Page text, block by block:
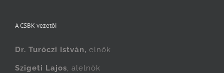
A CSBK vezetői
Dr. Turóczi István, elnök
Szigeti Lajos, alelnök